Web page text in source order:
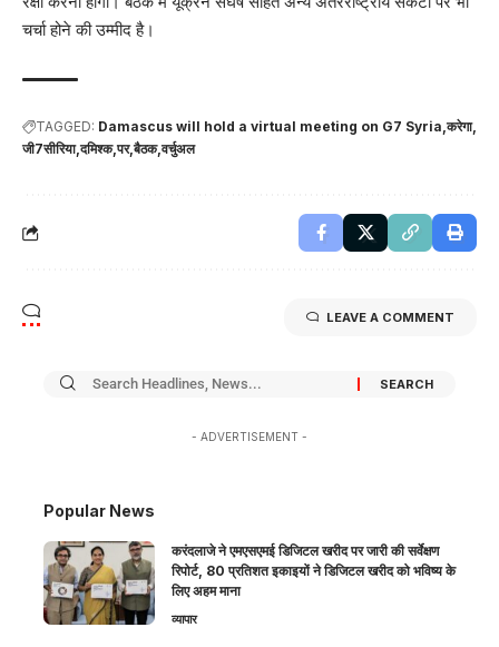
चर्चा होने की उम्मीद है।
TAGGED: Damascus will hold a virtual meeting on G7 Syria करेगा
जी7सीरिया दमिश्क पर बैठक वर्चुअल
LEAVE A COMMENT
- ADVERTISEMENT -
Popular News
करंदलाजे ने एमएसएमई डिजिटल खरीद पर जारी की सर्वेक्षण
रिपोर्ट, 80 प्रतिशत इकाइयों ने डिजिटल खरीद को भविष्य के
लिए अहम माना
व्यापार